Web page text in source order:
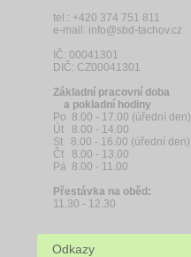
tel.: +420 374 751 811
e-mail: info@sbd-tachov.cz
IČ: 00041301
DIČ: CZ00041301
Základní pracovní doba
a pokladní hodiny
Po 8.00 - 17.00 (úřední den)
Út 8.00 - 14.00
St 8.00 - 16.00 (úřední den)
Čt 8.00 - 13.00
Pá 8.00 - 11.00
Přestávka na oběd:
11.30 - 12.30
Odkazy